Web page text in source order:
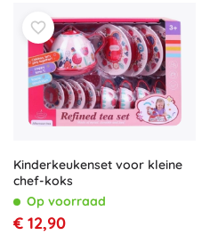
Kinderkeukenset voor kleine
chef-koks
Op voorraad
€ 12,90